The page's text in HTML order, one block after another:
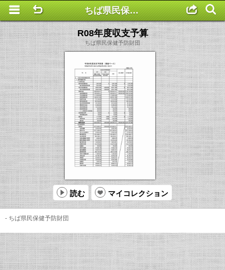
This is a completely basic popup, no options set.
ちば県民保健予防財団
R08年度収支予算
ちば県民保健予防財団
読む マイコレクション
- ちば県民保健予防財団